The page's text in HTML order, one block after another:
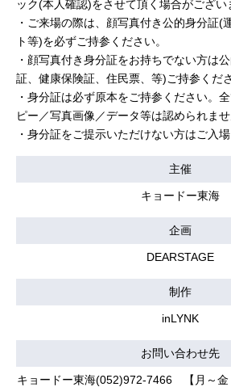
ック(本人確認)をさせて頂く場合がござい
・ご来場の際は、顔写真付き公的身分証(
ト等)を必ずご持参ください。
・顔写真付き身分証をお持ちでない方は
証、健康保険証、住民票、等)ご持参くださ
・身分証は必ず原本をご持参ください。
ピー／写真画像／データ等は認められませ
・身分証をご提示いただけない方はご入
主催
キョードー東海
企画
DEARSTAGE
制作
inLYNK
お問い合わせ先
キョードー東海(052)972-7466 【月～